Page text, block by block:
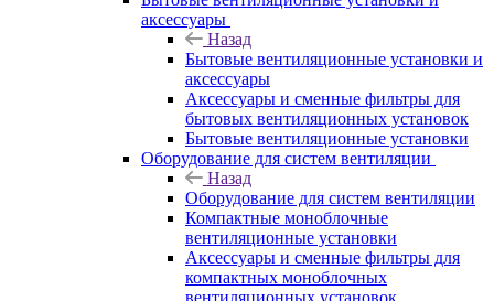
аксессуары
Назад
Бытовые вентиляционные установки и
аксессуары
Аксессуары и сменные фильтры для
бытовых вентиляционных установок
Бытовые вентиляционные установки
Оборудование для систем вентиляции
Назад
Оборудование для систем вентиляции
Компактные моноблочные
вентиляционные установки
Аксессуары и сменные фильтры для
компактных моноблочных
вентиляционных установок